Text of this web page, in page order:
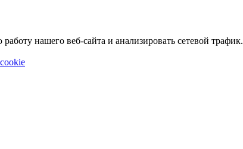
нашего веб-сайта и анализировать сетевой трафик.